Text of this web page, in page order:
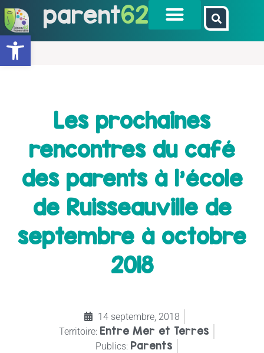
Ouvrir la barre d’outils
parent62
Les prochaines
rencontres du café
des parents à l’école
de Ruisseauville de
septembre à octobre
2018
14 septembre, 2018
Territoire: Entre Mer et Terres
Publics: Parents